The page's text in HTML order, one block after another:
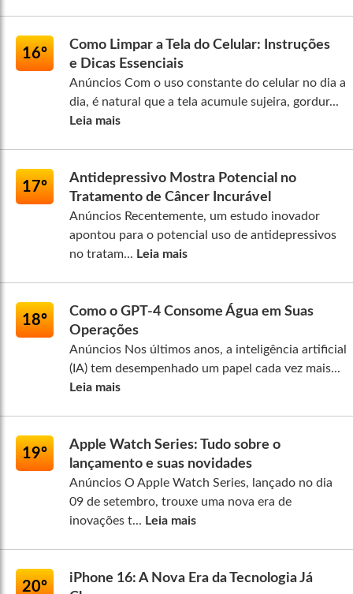
16º
Como Limpar a Tela do Celular: Instruções
e Dicas Essenciais
Anúncios Com o uso constante do celular no dia a
dia, é natural que a tela acumule sujeira, gordur...
Leia mais
17º
Antidepressivo Mostra Potencial no
Tratamento de Câncer Incurável
Anúncios Recentemente, um estudo inovador
apontou para o potencial uso de antidepressivos
no tratam... Leia mais
18º
Como o GPT-4 Consome Água em Suas
Operações
Anúncios Nos últimos anos, a inteligência artificial
(IA) tem desempenhado um papel cada vez mais...
Leia mais
19º
Apple Watch Series: Tudo sobre o
lançamento e suas novidades
Anúncios O Apple Watch Series, lançado no dia
09 de setembro, trouxe uma nova era de
inovações t... Leia mais
20º
iPhone 16: A Nova Era da Tecnologia Já